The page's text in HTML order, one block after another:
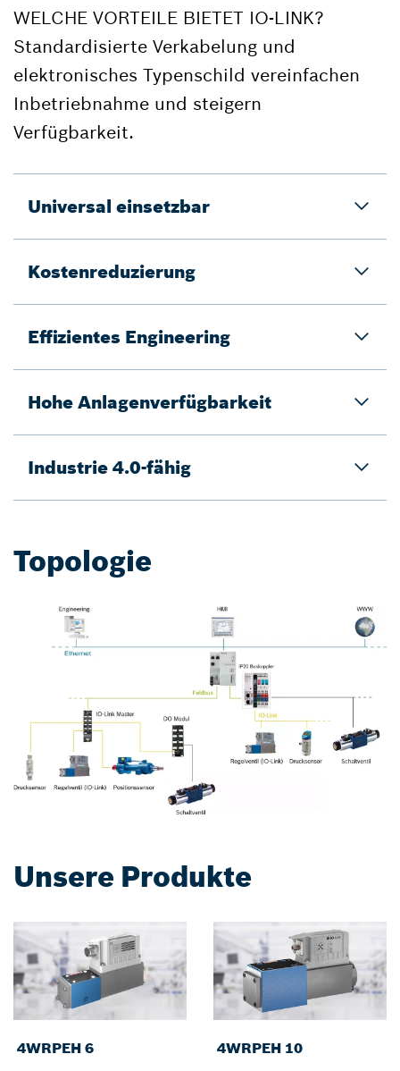
WELCHE VORTEILE BIETET IO-LINK?
Standardisierte Verkabelung und
elektronisches Typenschild vereinfachen
Inbetriebnahme und steigern
Verfügbarkeit.
Universal einsetzbar
Kostenreduzierung
Effizientes Engineering
Hohe Anlagenverfügbarkeit
Industrie 4.0-fähig
Topologie
Unsere Produkte
4WRPEH 6 4WRPEH 10